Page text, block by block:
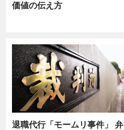
価値の伝え方
退職代行「モームリ事件」 弁